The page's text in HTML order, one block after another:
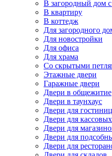
В загородный дом
В квартиру
В коттедж
Для загородного
Для новостройки
Для офиса
Для храма
Со скрытыми
Этажные двери
Гаражные двери
Двери в общежитие
Двери в таунхаус
Двери для гостиниц
Двери для
Двери для
Двери для
Двери для